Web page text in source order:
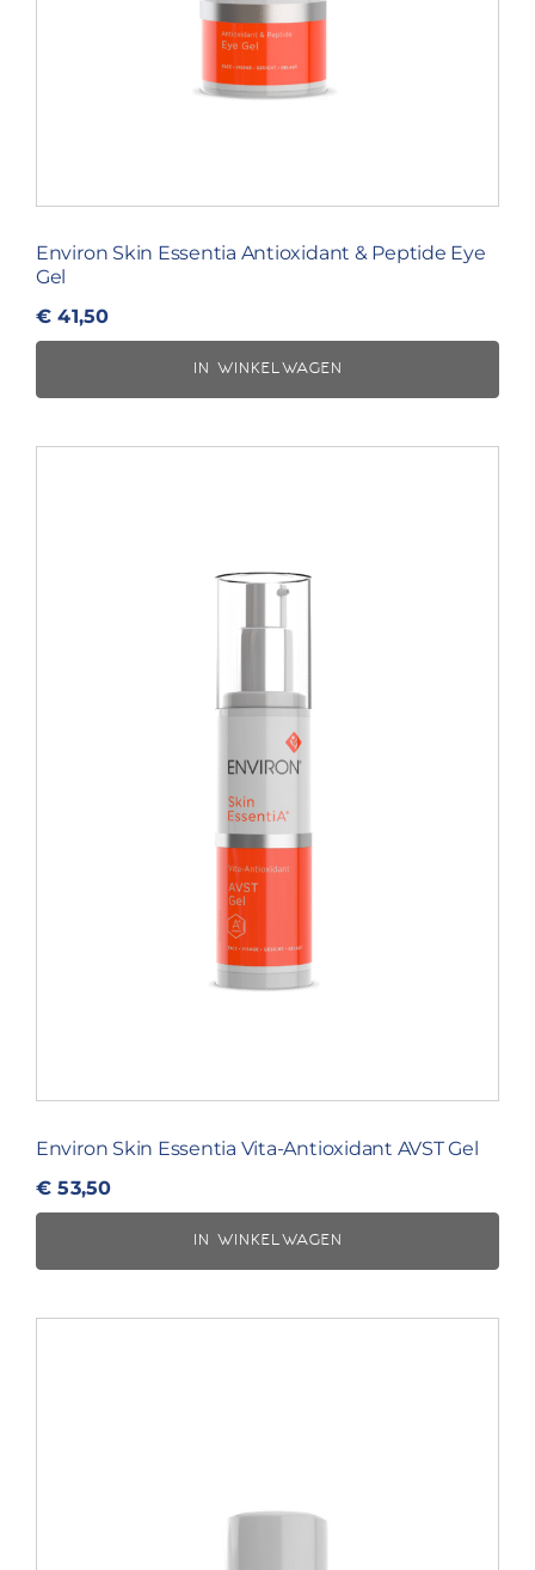
Environ Skin Essentia Antioxidant & Peptide Eye
Gel
€ 41,50
IN WINKELWAGEN
Environ Skin Essentia Vita-Antioxidant AVST Gel
€ 53,50
IN WINKELWAGEN